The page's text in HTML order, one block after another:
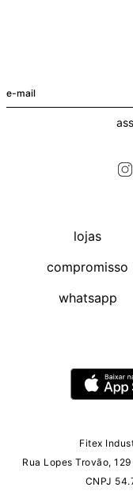
lojas
compromisso
whatsapp
Fitex
Rua Lopes Trovão,
CNPJ